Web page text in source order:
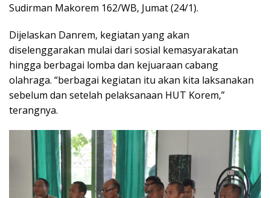
Sudirman Makorem 162/WB, Jumat (24/1).
Dijelaskan Danrem, kegiatan yang akan
diselenggarakan mulai dari sosial kemasyarakatan
hingga berbagai lomba dan kejuaraan cabang
olahraga. “berbagai kegiatan itu akan kita laksanakan
sebelum dan setelah pelaksanaan HUT Korem,”
terangnya.